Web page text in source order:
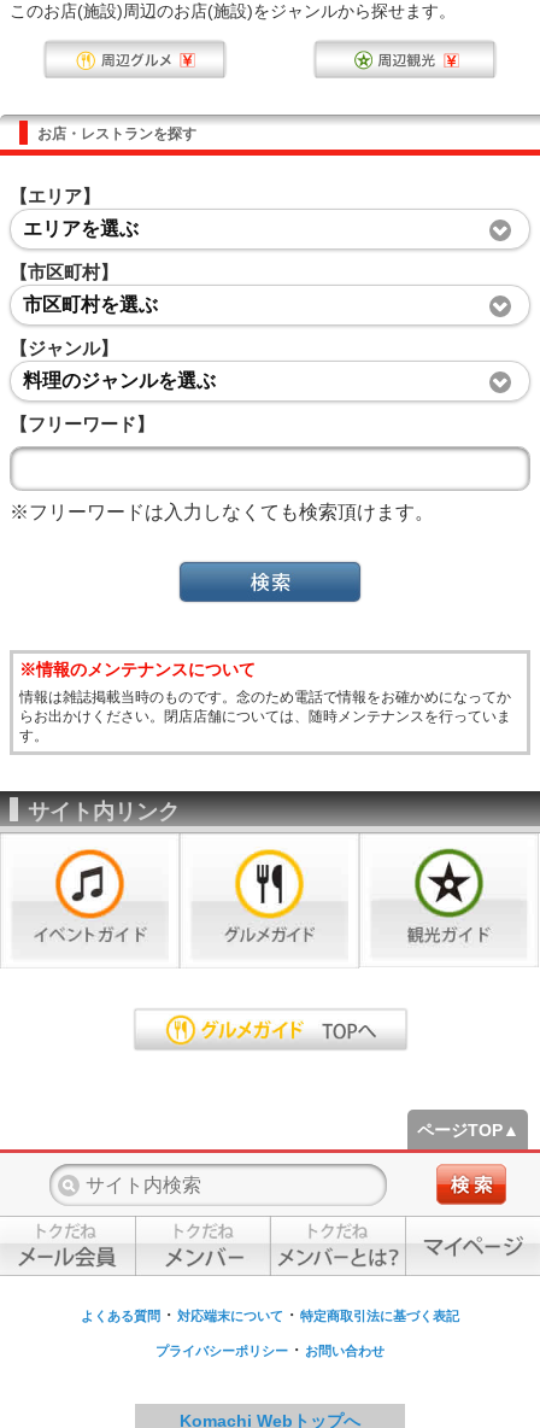
このお店(施設)周辺のお店(施設)をジャンルから探せます。
お店・レストランを探す
【エリア】
エリアを選ぶ
【市区町村】
市区町村を選ぶ
【ジャンル】
料理のジャンルを選ぶ
【フリーワード】
※フリーワードは入力しなくても検索頂けます。
※情報のメンテナンスについて
情報は雑誌掲載当時のものです。念のため電話で情報をお確かめになってか
らお出かけください。閉店店舗については、随時メンテナンスを行っていま
す。
サイト内リンク
ページTOP▲
よくある質問 ・ 対応端末について ・ 特定商取引法に基づく表記
プライバシーポリシー ・ お問い合わせ
Komachi Webトップへ